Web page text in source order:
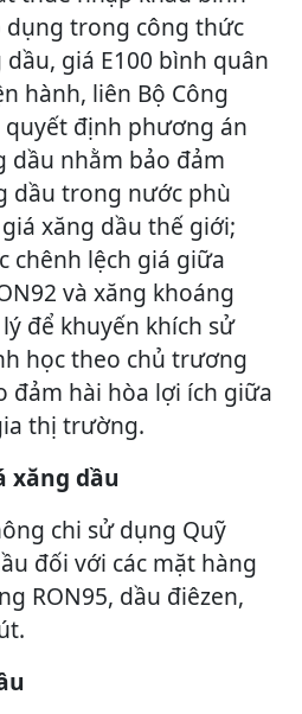
dụng trong công thức
giá E100 bình quân
hành, liên Bộ Công
quyết định phương án
dầu nhằm bảo đảm
dầu trong nước phù
xăng dầu thế giới;
chênh lệch giá giữa
và xăng khoáng
để khuyến khích sử
học theo chủ trương
đảm hài hòa lợi ích giữa
thị trường.
xăng dầu
chi sử dụng Quỹ
đối với các mặt hàng
RON95, dầu điêzen,